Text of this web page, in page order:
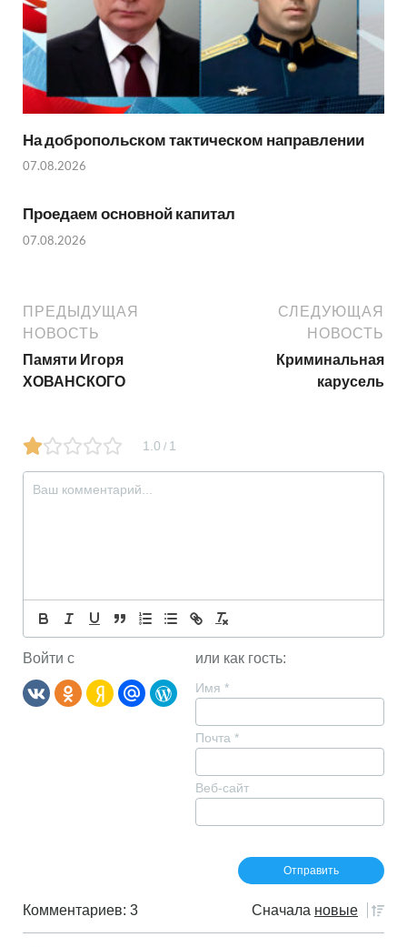
На добропольском тактическом направлении
07.08.2026
Проедаем основной капитал
07.08.2026
ПРЕДЫДУЩАЯ
НОВОСТЬ
Памяти Игоря
ХОВАНСКОГО
СЛЕДУЮЩАЯ
НОВОСТЬ
Криминальная
карусель
1.0 / 1
Войти с или как гость:
Имя *
Почта *
Веб-сайт
Комментариев: 3 Сначала новые